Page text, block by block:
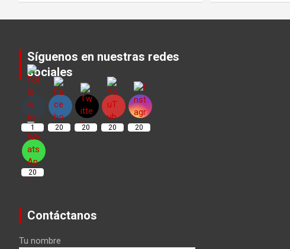
Síguenos en nuestras redes
sociales
1 20 20 20 20
20
Contáctanos
Tu nombre